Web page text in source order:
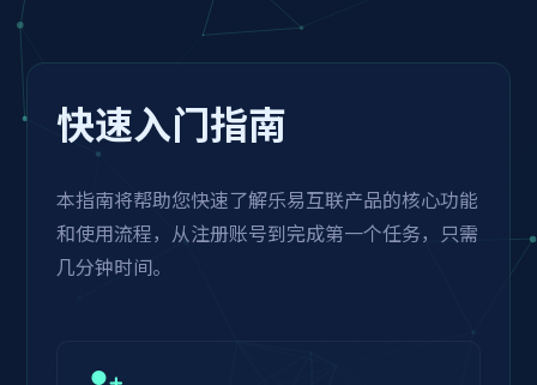
快速入门指南
本指南将帮助您快速了解乐易互联产品的核心功能
和使用流程，从注册账号到完成第一个任务，只需
几分钟时间。